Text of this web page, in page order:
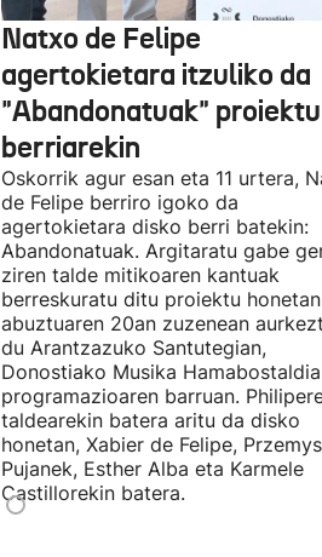
Natxo de Felipe
agertokietara itzuliko da
"Abandonatuak" proiektu
berriarekin
Oskorrik agur esan eta 11 urtera,
de Felipe berriro igoko da
agertokietara disko berri batekin:
Abandonatuak. Argitaratu gabe
ziren talde mitikoaren kantuak
berreskuratu ditu proiektu
abuztuaren 20an zuzenean
du Arantzazuko Santutegian,
Donostiako Musika
programazioaren barruan.
taldearekin batera aritu da disko
honetan, Xabier de Felipe,
Pujanek, Esther Alba eta Karmele
Castillorekin batera.